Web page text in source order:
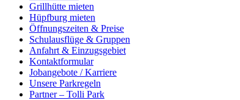
Grillhütte mieten
Hüpfburg mieten
Öffnungszeiten & Preise
Schulausflüge & Gruppen
Anfahrt & Einzugsgebiet
Kontaktformular
Jobangebote / Karriere
Unsere Parkregeln
Partner – Tolli Park